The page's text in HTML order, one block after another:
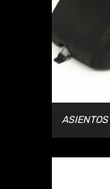
ASIENTOS